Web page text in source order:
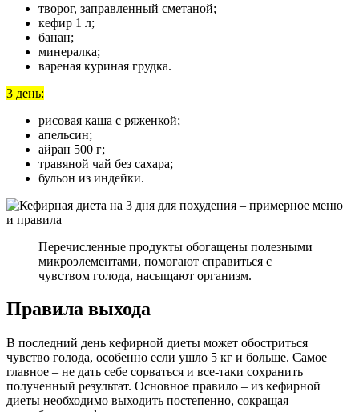
творог, заправленный сметаной;
кефир 1 л;
банан;
минералка;
вареная куриная грудка.
3 день:
рисовая каша с ряженкой;
апельсин;
айран 500 г;
травяной чай без сахара;
бульон из индейки.
Перечисленные продукты обогащены полезными
микроэлементами, помогают справиться с
чувством голода, насыщают организм.
Правила выхода
В последний день кефирной диеты может обостриться
чувство голода, особенно если ушло 5 кг и больше. Самое
главное – не дать себе сорваться и все-таки сохранить
полученный результат. Основное правило – из кефирной
диеты необходимо выходить постепенно, сокращая